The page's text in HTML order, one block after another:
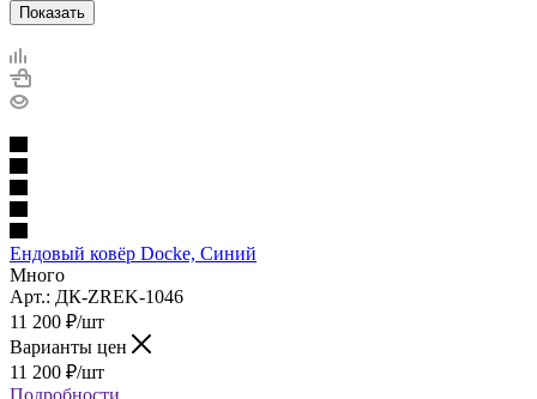
Показать
Ендовый ковёр Docke, Синий
Много
Арт.: ДК-ZREK-1046
11 200 ₽/шт
Варианты цен
11 200 ₽/шт
Подробности